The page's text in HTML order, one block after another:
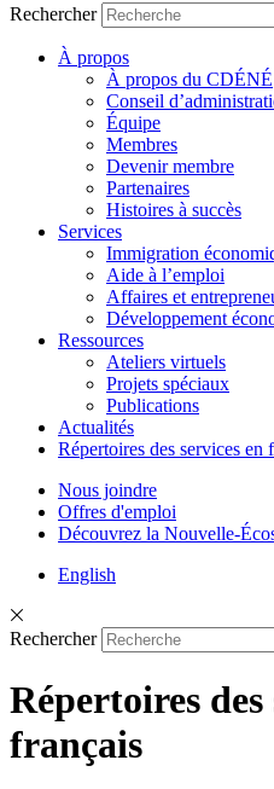
Rechercher
À propos
À propos du CDÉNÉ
Conseil
Équipe
Membres
Devenir membre
Partenaires
Histoires à succès
Services
Immigration
Aide à l’emploi
Affaires et
Développement
Ressources
Ateliers virtuels
Projets spéciaux
Publications
Actualités
Répertoires des services en
Nous joindre
Offres d'emploi
Découvrez la Nouvelle-
English
Rechercher
Répertoires des
français